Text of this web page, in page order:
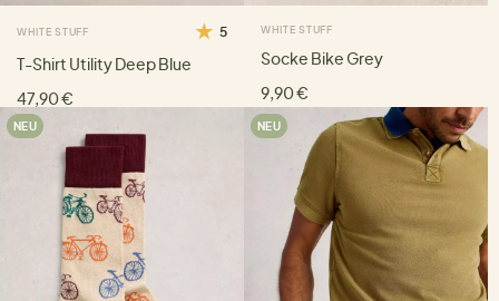
WHITE STUFF 5
T-Shirt Utility Deep Blue
47,90 €
WHITE STUFF
Socke Bike Grey
9,90 €
NEU NEU